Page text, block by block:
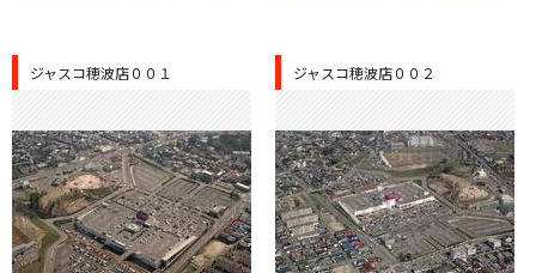
ジャスコ穂波店００１ ジャスコ穂波店００２